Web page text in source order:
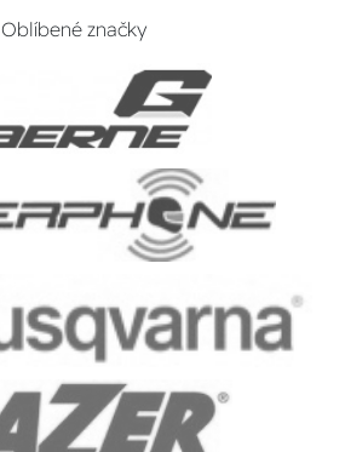
Oblíbené značky